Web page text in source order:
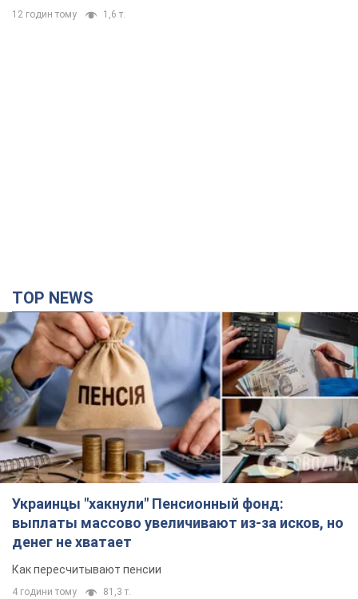
12 годин тому 1,6 т.
TOP NEWS
Украинцы "хакнули" Пенсионный фонд:
выплаты массово увеличивают из-за исков, но
денег не хватает
Как пересчитывают пенсии
4 години тому 81,3 т.